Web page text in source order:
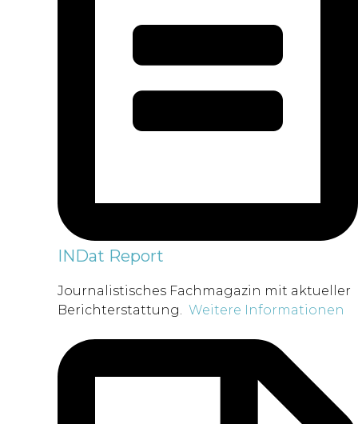
INDat Report
Journalistisches Fachmagazin mit aktueller
Berichterstattung. Weitere Informationen